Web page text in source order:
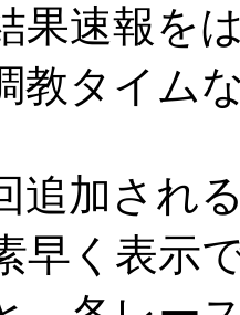
果速報を
教タイム
加され
早く表示